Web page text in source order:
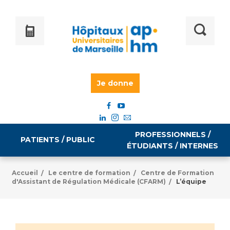
Je donne
PATIENTS / PUBLIC
Informations pratiques
PROFESSIONNELS /
ÉTUDIANTS / INTERNES
Égalité professionnelle
Emploi / formation
Accueil / Le centre de formation /
Centre de Formation
d'Assistant de Régulation Médicale (CFARM) / L’équipe